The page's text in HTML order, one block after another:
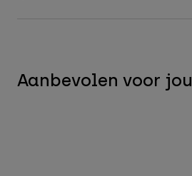
Aanbevolen voor jou